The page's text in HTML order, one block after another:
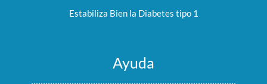
Estabiliza Bien la Diabetes tipo 1
Ayuda